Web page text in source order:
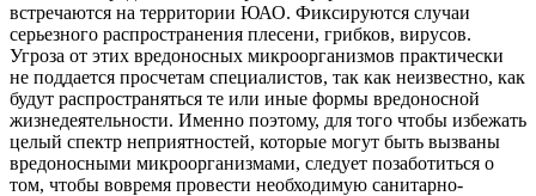
встречаются на территории ЮАО. Фиксируются случаи
серьезного распространения плесени, грибков, вирусов.
Угроза от этих вредоносных микроорганизмов практически
не поддается просчетам специалистов, так как неизвестно, как
будут распространяться те или иные формы вредоносной
жизнедеятельности. Именно поэтому, для того чтобы избежать
целый спектр неприятностей, которые могут быть вызваны
вредоносными микроорганизмами, следует позаботиться о
том, чтобы вовремя провести необходимую санитарно-